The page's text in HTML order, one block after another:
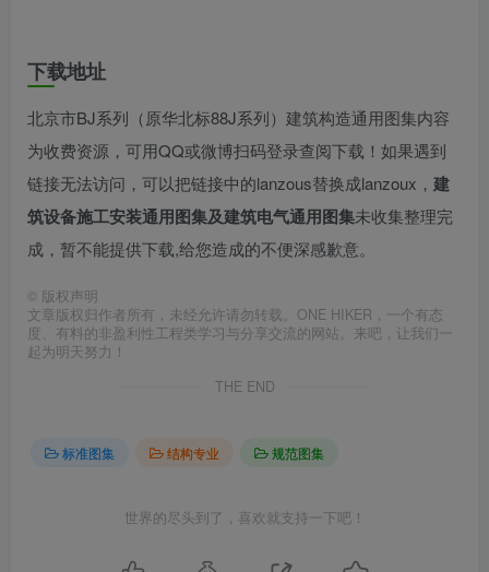
下载地址
北京市BJ系列（原华北标88J系列）建筑构造通用图集内容
为收费资源，可用QQ或微博扫码登录查阅下载！如果遇到
链接无法访问，可以把链接中的lanzous替换成lanzoux， 建
筑设备施工安装通用图集及建筑电气通用图集未收集整理完
成，暂不能提供下载,给您造成的不便深感歉意。
© 版权声明
文章版权归作者所有，未经允许请勿转载。ONE HIKER，一个有态
度、有料的非盈利性工程类学习与分享交流的网站。来吧，让我们一
起为明天努力！
THE END
标准图集 结构专业 规范图集
世界的尽头到了，喜欢就支持一下吧！